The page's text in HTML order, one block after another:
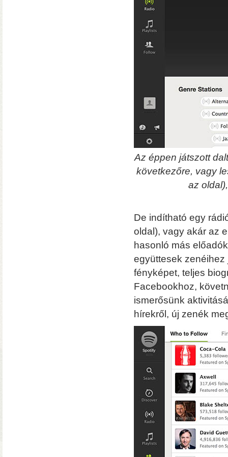
Vásárlási
Bármilyen fizetési módnál
a webshopban
Ultra A WiiM legjobb
vonali, optikai, HDMI és Phono
Solo 8K – 8K-s filmfájlok,
lemezfiók
– Blu-ray fájlok
Dune HD jukebox-os kezelőfelület
Az éppen játszott
következőre, vagy
az
De indítható egy
oldal), vagy akár az
hasonló más
együttesek
fényképet, teljes
Facebookhoz,
ismerősünk
hírekről, új zenék